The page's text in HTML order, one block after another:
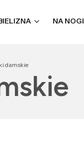
NA NOGI
damskie